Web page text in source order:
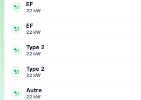
🔌 EF
22 kW
🔌 EF
22 kW
🔌 Type 2
22 kW
🔌 Type 2
22 kW
🔌 Autre
22 kW